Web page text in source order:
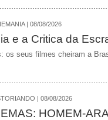
| 08/08/2026
e a Critica da
os seus filmes cheiram a
| 08/08/2026
HOMEM-